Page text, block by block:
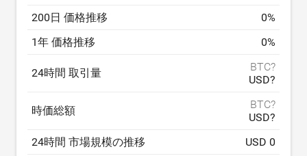
200日 価格推移
0%
1年 価格推移
0%
24時間 取引量
BTC?
USD?
時価総額
BTC?
USD?
24時間 市場規模の推移
USD 0